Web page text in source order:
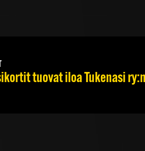
tuovat iloa Tukenasi